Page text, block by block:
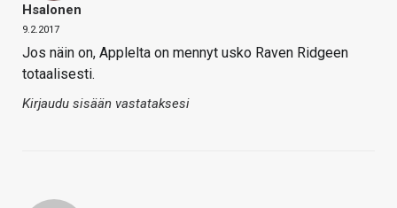
Hsalonen
9.2.2017
Jos näin on, Applelta on mennyt usko Raven Ridgeen
totaalisesti.
Kirjaudu sisään vastataksesi